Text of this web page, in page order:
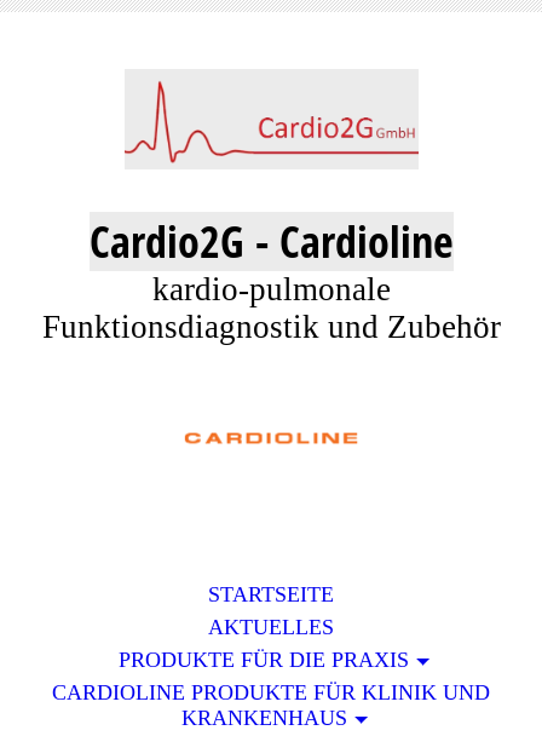
Cardio2G - Cardioline
kardio-pulmonale
Funktionsdiagnostik und Zubehör
STARTSEITE
AKTUELLES
PRODUKTE FÜR DIE PRAXIS
CARDIOLINE PRODUKTE FÜR KLINIK UND
KRANKENHAUS